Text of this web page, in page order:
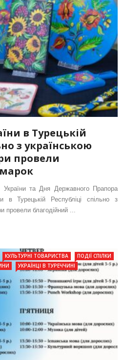
в Турецькій
з українською
провели
та Дня Державного Прапора
в Турецькій Республіці спільно з
провели благодійний ...
КУЛЬТУРНІ ТОВАРИСТВА
ПОДІЇ СПІЛКИ
УКРАЇНЦІ В ТУРЕЧЧИНІ